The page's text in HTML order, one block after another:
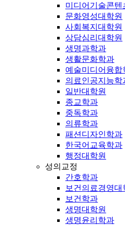
미디어기술콘텐
문화영성대학원
사회복지대학원
상담심리대학원
생명과학과
생활문화학과
예술미디어융합
의료인공지능학
일반대학원
종교학과
중독학과
의류학과
패션디자인학과
한국어교육학과
행정대학원
성의교정
간호학과
보건의료경영대
보건학과
생명대학원
생명윤리학과